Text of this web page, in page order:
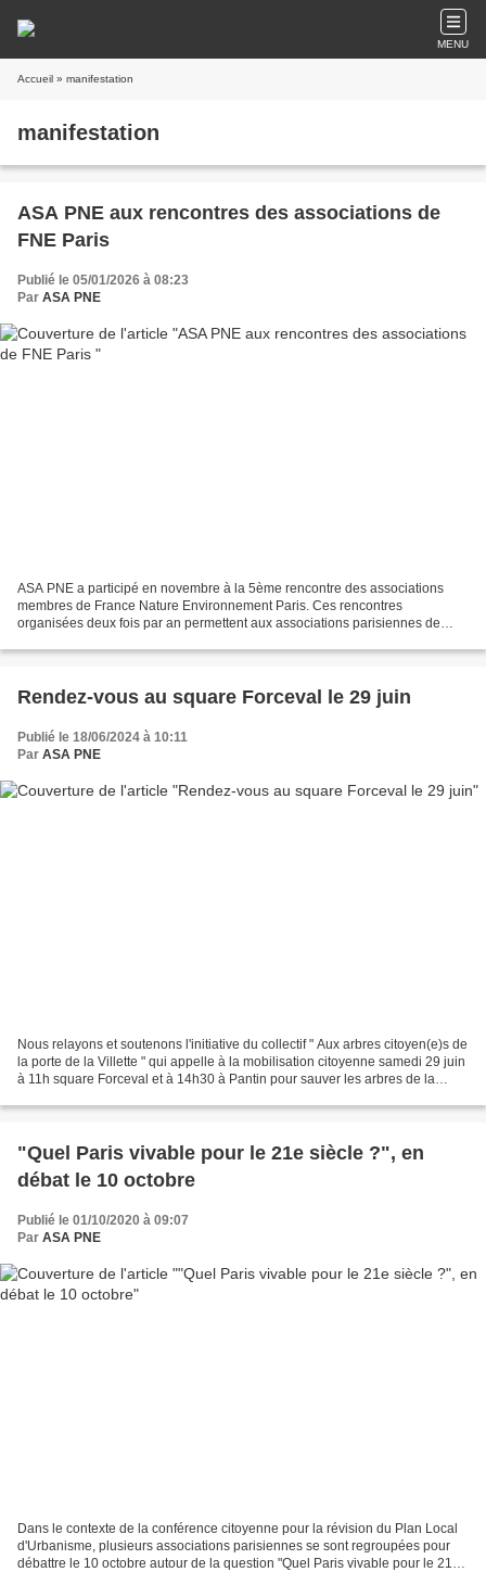
MENU
Accueil » manifestation
manifestation
ASA PNE aux rencontres des associations de
FNE Paris
Publié le 05/01/2026 à 08:23
Par ASA PNE
ASA PNE a participé en novembre à la 5ème rencontre des associations
membres de France Nature Environnement Paris. Ces rencontres
organisées deux fois par an permettent aux associations parisiennes de
Rendez-vous au square Forceval le 29 juin
Publié le 18/06/2024 à 10:11
Par ASA PNE
Nous relayons et soutenons l'initiative du collectif " Aux arbres citoyen(e)s de
la porte de la Villette " qui appelle à la mobilisation citoyenne samedi 29 juin
à 11h square Forceval et à 14h30 à Pantin pour sauver les arbres de la
"Quel Paris vivable pour le 21e siècle ?", en
débat le 10 octobre
Publié le 01/10/2020 à 09:07
Par ASA PNE
Dans le contexte de la conférence citoyenne pour la révision du Plan Local
d'Urbanisme, plusieurs associations parisiennes se sont regroupées pour
débattre le 10 octobre autour de la question "Quel Paris vivable pour le 21e